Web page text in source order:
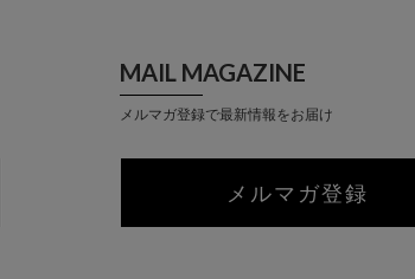
MAIL MAGAZINE
メルマガ登録で最新情報をお届け
メルマガ登録